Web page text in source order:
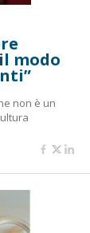
modo
non è un